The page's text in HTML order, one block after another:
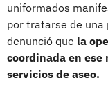
uniformados
por tratarse de una
denunció que la
coordinada en ese
servicios de aseo.